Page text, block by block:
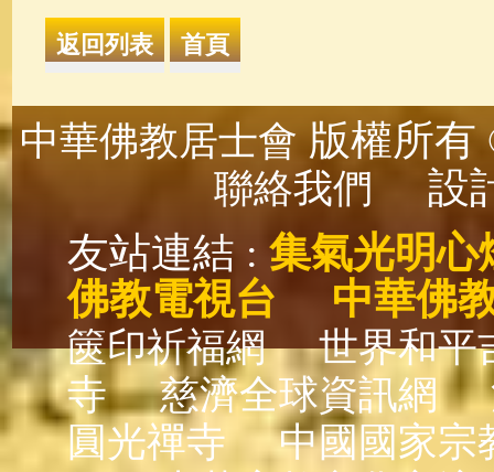
中華佛教居士會版權所有
聯絡我們
設
友站連結 : 集氣光明心
佛教電視台
中華佛
篋印祈福網
世界和平
寺
慈濟全球資訊網
圓光禪寺
中國國家宗